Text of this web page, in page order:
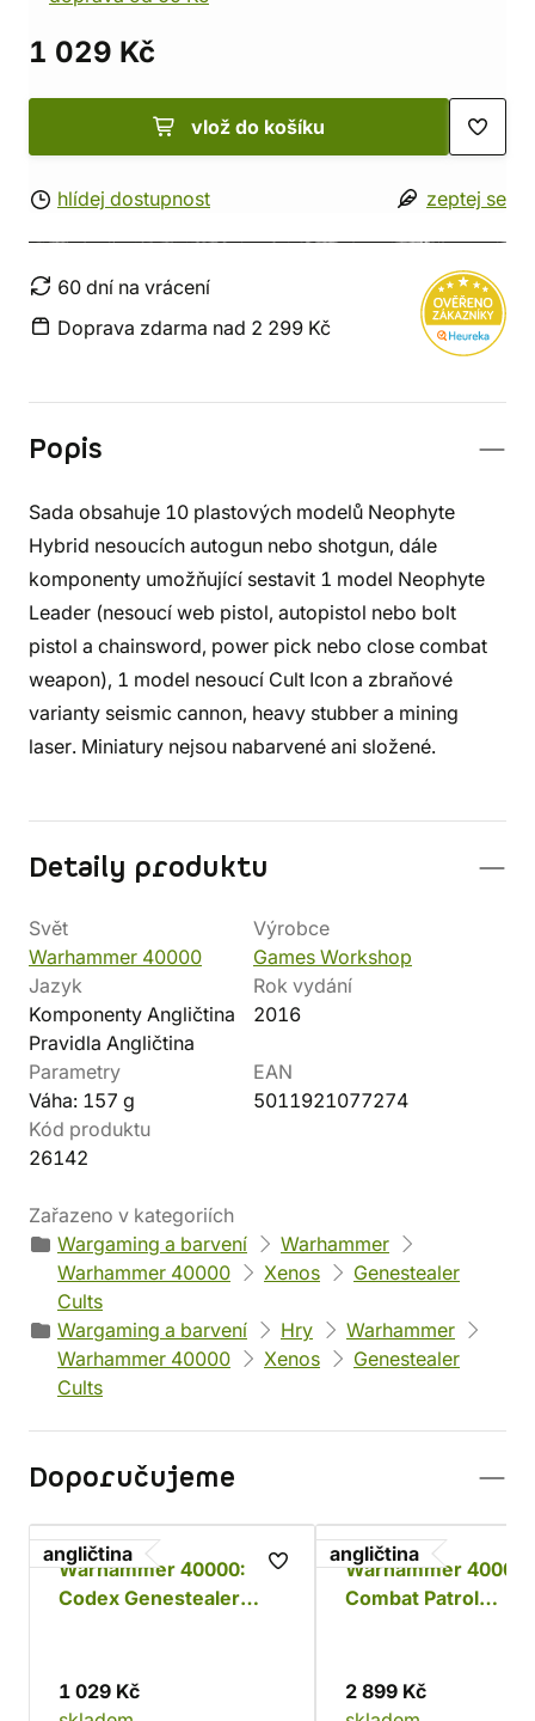
1 029 Kč
vlož do košíku
hlídej dostupnost zeptej se
60 dní na vrácení
Doprava zdarma nad 2 299 Kč
Popis
Sada obsahuje 10 plastových modelů Neophyte
Hybrid nesoucích autogun nebo shotgun, dále
komponenty umožňující sestavit 1 model Neophyte
Leader (nesoucí web pistol, autopistol nebo bolt
pistol a chainsword, power pick nebo close combat
weapon), 1 model nesoucí Cult Icon a zbraňové
varianty seismic cannon, heavy stubber a mining
laser. Miniatury nejsou nabarvené ani složené.
Detaily produktu
Svět
Warhammer 40000
Výrobce
Games Workshop
Jazyk
Komponenty Angličtina
Pravidla Angličtina
Rok vydání
2016
Parametry
Váha: 157 g
EAN
5011921077274
Kód produktu
26142
Zařazeno v kategoriích
Wargaming a barvení
Warhammer
Warhammer 40000
Xenos
Genestealer
Cults
Wargaming a barvení
Hry
Warhammer
Warhammer 40000
Xenos
Genestealer
Cults
Doporučujeme
angličtina
Warhammer 40000:
Codex Genestealer
1 029 Kč
angličtina
Warhammer 40000:
Combat Patrol
2 899 Kč